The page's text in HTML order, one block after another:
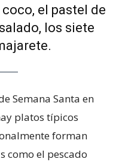
el pastel de
los siete
Semana Santa en
platos típicos
forman
como el pescado